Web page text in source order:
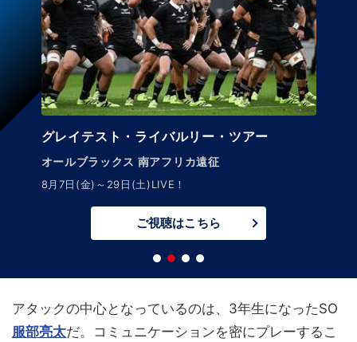
グレイテスト・ライバルリー・ツアー
オールブラックス 南アフリカ遠征
8月7日(金)～29日(土)LIVE！
ご視聴はこちら
アタックの中心となっているのは、3年生になったSO
服部亮太だ。コミュニケーションを密にプレーするこ